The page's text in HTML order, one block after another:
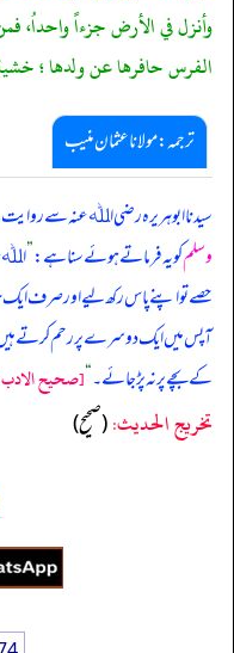
وأنزل في الأرض جزءاً واحداُ،
الفرس حافرها عن ولدها ؛
ترجمہ:مولانا عثمان منیب
سیدنا ابوہریرہ رضی اﷲ عنہ سے
وسلمکو یہ فرماتے ہوئے سنا ہے:”اﷲ
حصے تو اپنے پاس رکھ لیے اور صرف ایک
آپس میں ایک دوسرے پر رحم کرتے
کے بچے پر نہ پڑ جائے۔“[صحيح الادب
تخریج الحدیث:(صحيح)